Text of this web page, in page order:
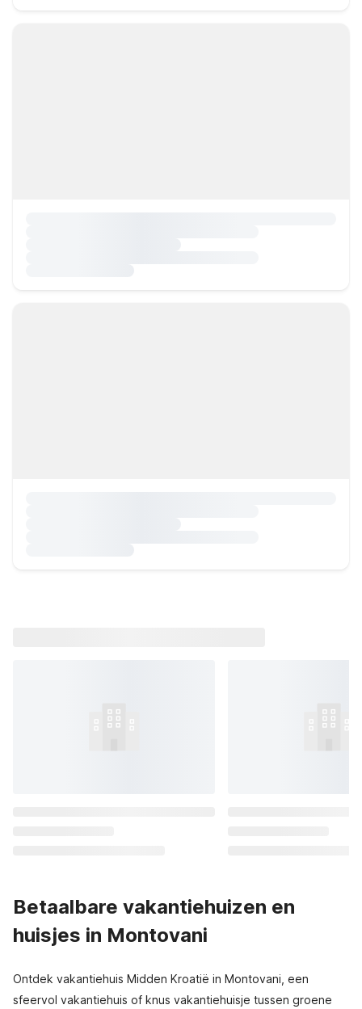
Betaalbare vakantiehuizen en
huisjes in Montovani
Ontdek vakantiehuis Midden Kroatië in Montovani, een
sfeervol vakantiehuis of knus vakantiehuisje tussen groene